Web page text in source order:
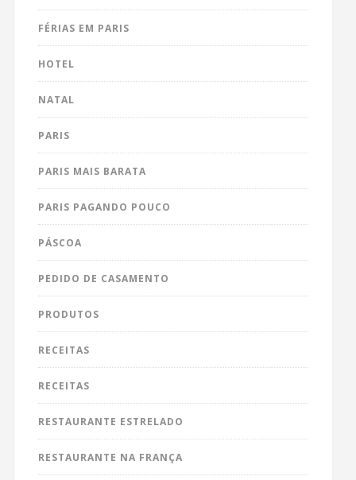
FÉRIAS EM PARIS
HOTEL
NATAL
PARIS
PARIS MAIS BARATA
PARIS PAGANDO POUCO
PÁSCOA
PEDIDO DE CASAMENTO
PRODUTOS
RECEITAS
RECEITAS
RESTAURANTE ESTRELADO
RESTAURANTE NA FRANÇA